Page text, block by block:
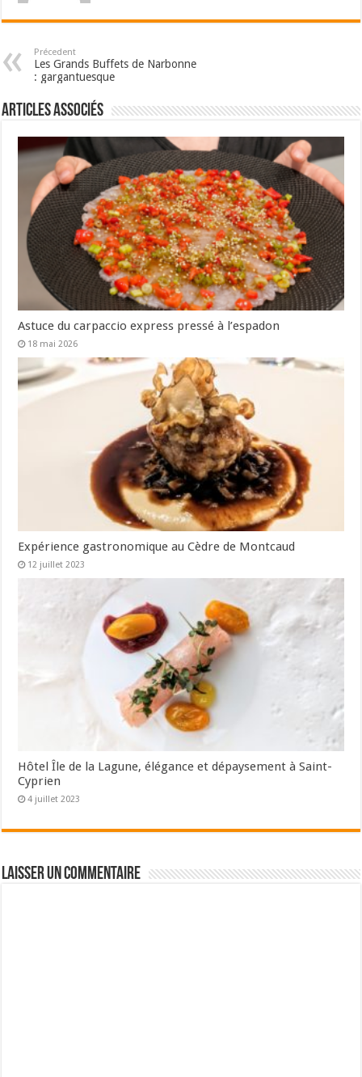
Précedent
Les Grands Buffets de Narbonne
: gargantuesque
Articles associés
Astuce du carpaccio express pressé à l’espadon
18 mai 2026
Expérience gastronomique au Cèdre de Montcaud
12 juillet 2023
Hôtel Île de la Lagune, élégance et dépaysement à Saint-
Cyprien
4 juillet 2023
Laisser un commentaire